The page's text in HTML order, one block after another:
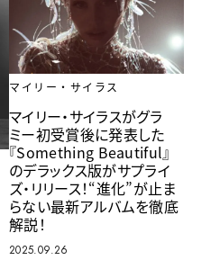
マイリー・サイラス
マイリー・サイラスがグラ
ミー初受賞後に発表した
『Something Beautiful』
のデラックス版がサプライ
ズ・リリース！“進化”が止ま
らない最新アルバムを徹底
解説！
2025.09.26